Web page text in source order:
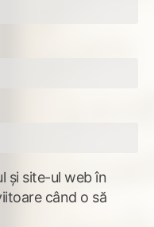
și site-ul web în
când o să